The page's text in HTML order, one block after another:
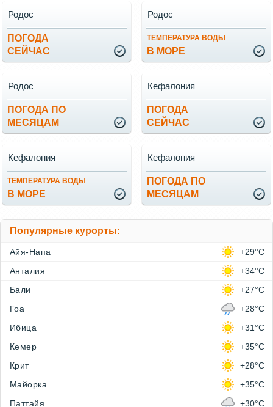
ПОГОДА
СЕЙЧАС
Родос
ТЕМПЕРАТУРА ВОДЫ
В МОРЕ
Родос
ПОГОДА ПО
МЕСЯЦАМ
Родос
ПОГОДА
СЕЙЧАС
Кефалония
ТЕМПЕРАТУРА ВОДЫ
В МОРЕ
Кефалония
ПОГОДА ПО
МЕСЯЦАМ
Кефалония
Популярные курорты:
Айя-Напа
+29°C
Анталия
+34°C
Бали
+27°C
Гоа
+28°C
Ибица
+31°C
Кемер
+35°C
Крит
+28°C
Майорка
+35°C
Паттайя
+30°C